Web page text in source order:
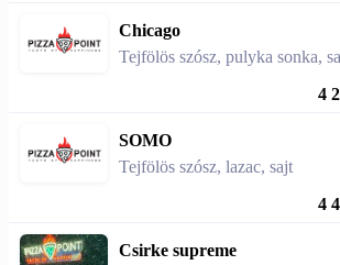
Chicago
Tejfölös szósz, pulyka sonka,
4
SOMO
Tejfölös szósz, lazac, sajt
4
Csirke supreme